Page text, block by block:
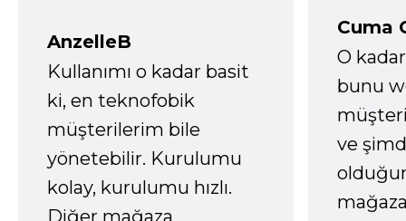
AnzelleB
Kullanımı o kadar basit
ki, en teknofobik
müşterilerim bile
yönetebilir. Kurulumu
kolay, kurulumu hızlı.
Diğer mağaza
Cuma
O
bunu
ve